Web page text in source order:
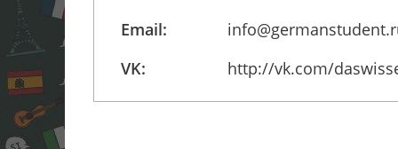
Email:
VK:
http://vk.com/